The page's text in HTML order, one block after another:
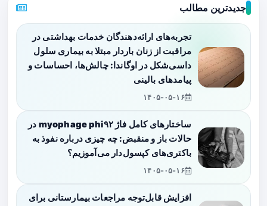
جدیدترین مطالب
تجربه‌های ارائه‌دهندگان خدمات بهداشتی در
مراقبت از زنان باردار مبتلا به بیماری سلول
داسی‌شکل در اوگاندا: چالش‌ها، احساسات و
پیامدهای بالینی
۱۴۰۵-۰۵-۱۶
ساختارهای کامل فاژ myophage phi۹۲ در
حالات باز و منقبض: چه چیزی درباره نفوذ به
باکتری‌های کپسول‌دار می‌آموزیم؟
۱۴۰۵-۰۵-۱۶
افزایش قابل‌توجه مراجعات بیمارستانی برای